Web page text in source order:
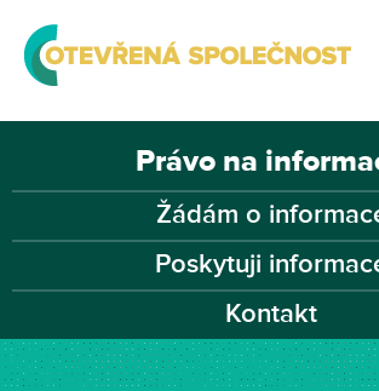
Právo na
Žádám o
Poskytuji
Kontakt